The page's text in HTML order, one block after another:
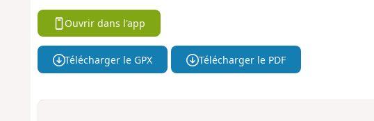
Ouvrir dans l'app
Télécharger le GPX Télécharger le PDF